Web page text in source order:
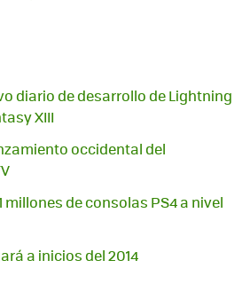
diario de desarrollo de Lightning
XIII
occidental del
millones de consolas PS4 a nivel
a inicios del 2014